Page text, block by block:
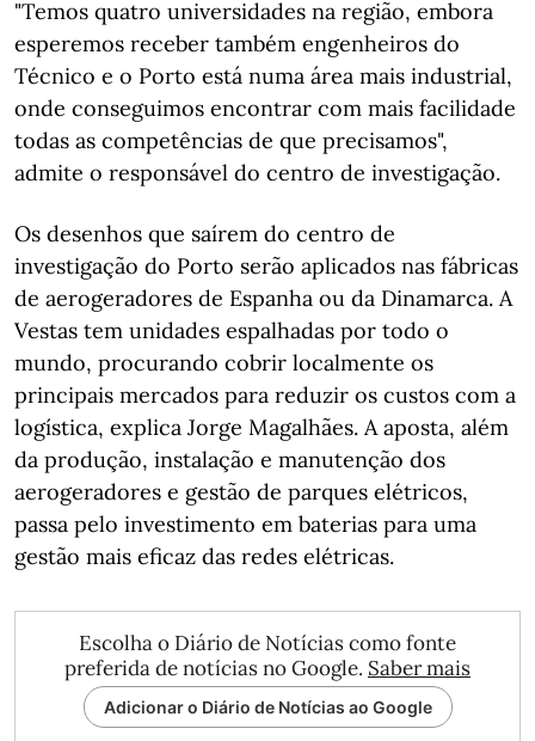
"Temos quatro universidades na região, embora
esperemos receber também engenheiros do
Técnico e o Porto está numa área mais industrial,
onde conseguimos encontrar com mais facilidade
todas as competências de que precisamos",
admite o responsável do centro de investigação.
Os desenhos que saírem do centro de
investigação do Porto serão aplicados nas fábricas
de aerogeradores de Espanha ou da Dinamarca. A
Vestas tem unidades espalhadas por todo o
mundo, procurando cobrir localmente os
principais mercados para reduzir os custos com a
logística, explica Jorge Magalhães. A aposta, além
da produção, instalação e manutenção dos
aerogeradores e gestão de parques elétricos,
passa pelo investimento em baterias para uma
gestão mais eficaz das redes elétricas.
Escolha o Diário de Notícias como fonte
preferida de notícias no Google. Saber mais
Adicionar o Diário de Notícias ao Google